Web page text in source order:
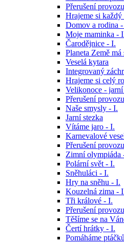
Přerušení
Hrajeme si každý
Domov a rodina
Moje maminka -
Čarodějnice - I.
Planeta Země má
Veselá kytara
Integrovaný
Hrajeme si celý
Velikonoce -
Přerušení
Naše smysly - I.
Jarní stezka
Vítáme jaro - I.
Karnevalové
Přerušení
Zimní olympiáda
Polární svět - I.
Sněhuláci - I.
Hry na sněhu - I.
Kouzelná zima -
Tři králové - I.
Přerušení
Těšíme se na
Čertí hrátky - I.
Pomáháme